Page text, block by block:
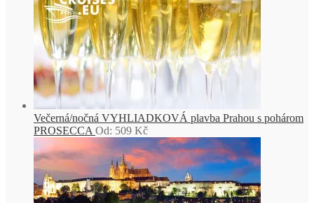
Večerná/nočná VYHLIADKOVÁ plavba Prahou s pohárom
PROSECCA Od: 509 Kč